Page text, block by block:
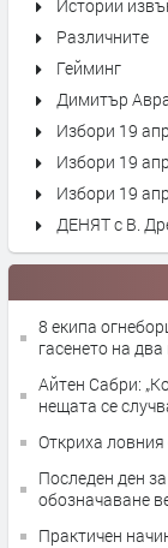
Истории
Различните
Гейминг
Димитър
Избори 19
Избори 19
Избори 19
ДЕНЯТ с В.
8 екипа
гасенето на
Айтен Сабри:
нещата се
Откриха ловния
Последен ден
обозначаване
Практичен